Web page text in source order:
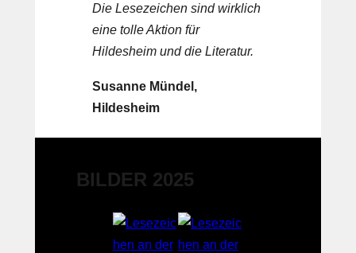
Die Lesezeichen sind wirklich
eine tolle Aktion für
Hildesheim und die Literatur.
Susanne Mündel,
Hildesheim
BILDER 2025